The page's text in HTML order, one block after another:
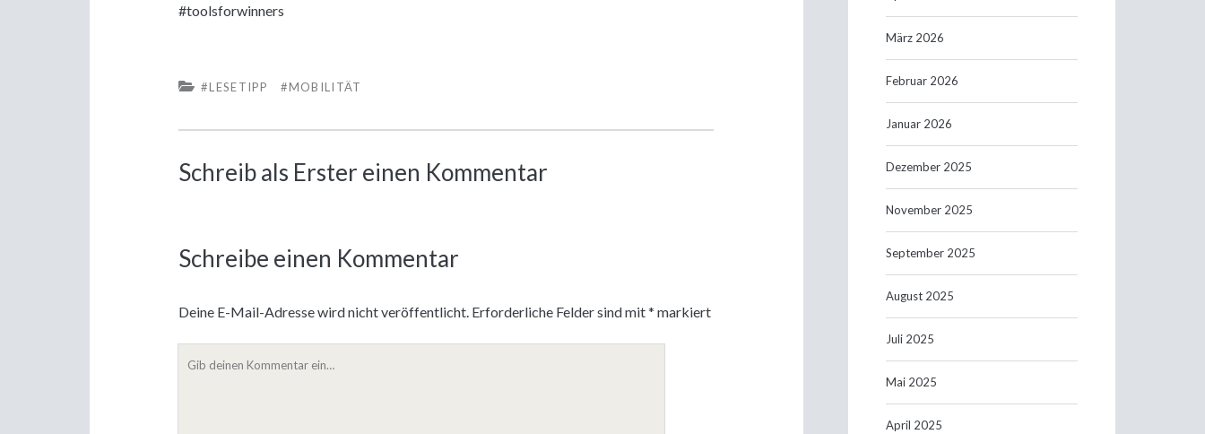
#toolsforwinners
#LESETIPP #MOBILITÄT
Schreib als Erster einen Kommentar
Schreibe einen Kommentar
Deine E-Mail-Adresse wird nicht veröffentlicht. Erforderliche Felder sind mit* markiert
März 2026
Februar 2026
Januar 2026
Dezember 2025
November 2025
September 2025
August 2025
Juli 2025
Mai 2025
April 2025